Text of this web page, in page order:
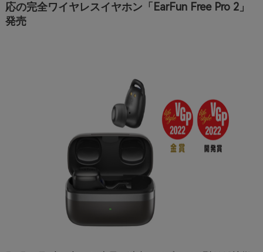
応の完全ワイヤレスイヤホン「EarFun Free Pro 2」
発売